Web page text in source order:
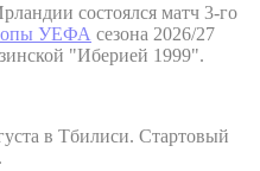
состоялся матч 3-го
УЕФА сезона 2026/27
"Иберией 1999".
в Тбилиси. Стартовый